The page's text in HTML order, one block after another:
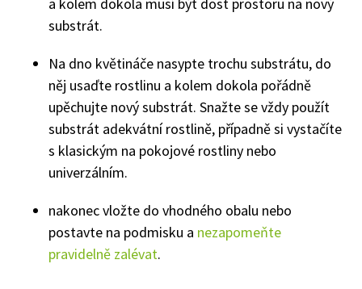
substrát.
Na dno květináče nasypte trochu substrátu, do
něj usaďte rostlinu a kolem dokola pořádně
upěchujte nový substrát. Snažte se vždy použít
substrát adekvátní rostlině, případně si vystačíte
s klasickým na pokojové rostliny nebo
univerzálním.
nakonec vložte do vhodného obalu nebo
postavte na podmisku a nezapomeňte
pravidelně zalévat.